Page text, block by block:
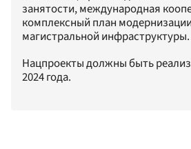
занятости, международная
комплексный план
магистральной инфраструктуры.
Нацпроекты должны быть
2024 года.